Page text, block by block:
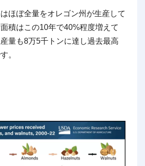
ほぼ全量をオレゴン州が生産して
積はこの10年で40%程度増えて
量も8万5千トンに達し過去最高
。